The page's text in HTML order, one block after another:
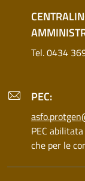
Tel. 0434
PEC:
PEC
che per le